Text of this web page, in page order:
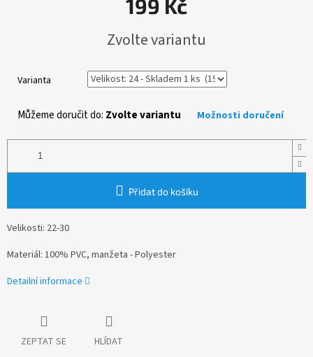
199 Kč
cena:
Zvolte variantu
Varianta
Můžeme doručit do: Zvolte variantu Možnosti doručení
Přidat do košíku
Velikosti: 22-30
Materiál: 100% PVC, manžeta - Polyester
Detailní informace
ZEPTAT SE HLÍDAT